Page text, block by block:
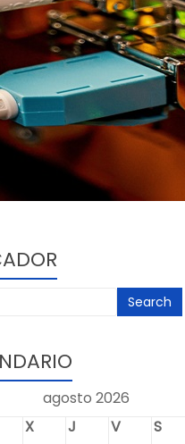
agosto 2026
X J V S